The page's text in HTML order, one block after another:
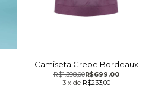
Camiseta Crepe Bordeaux
R$699,00
R$1.398,00
3 x de R$233,00